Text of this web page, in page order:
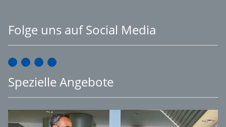
Folge uns auf Social Media
Spezielle Angebote